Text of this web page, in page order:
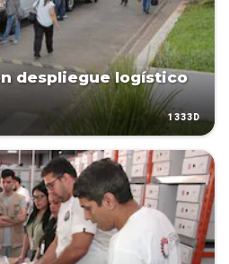
despliegue logístico
1333D